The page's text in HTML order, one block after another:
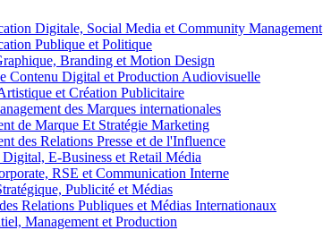
Digitale, Social Media et Community Management
Publique et Politique
Branding et Motion Design
Contenu Digital et Production Audiovisuelle
et Création Publicitaire
des Marques internationales
de Marque Et Stratégie Marketing
des Relations Presse et de l'Influence
E-Business et Retail Média
RSE et Communication Interne
Publicité et Médias
Relations Publiques et Médias Internationaux
Management et Production